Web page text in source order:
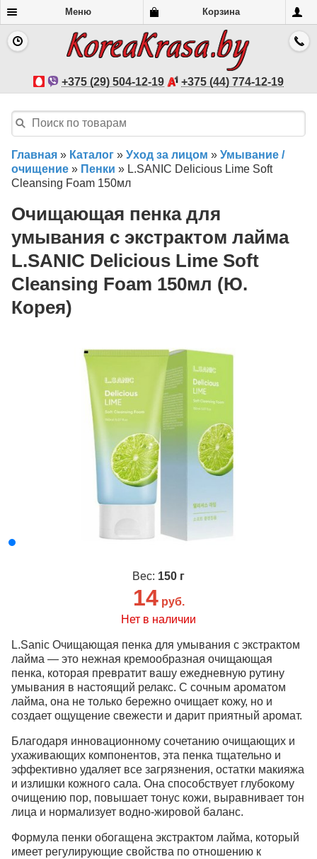
Меню Корзина
+375 (29) 504-12-19 +375 (44) 774-12-19
Главная » Каталог » Уход за лицом » Умывание /
очищение » Пенки » L.SANIC Delicious Lime Soft
Cleansing Foam 150мл
Очищающая пенка для
умывания с экстрактом лайма
L.SANIC Delicious Lime Soft
Cleansing Foam 150мл (Ю.
Корея)
Вес: 150 г
14 руб.
Нет в наличии
L.Sanic Очищающая пенка для умывания с экстрактом
лайма — это нежная кремообразная очищающая
пенка, которая превратит вашу ежедневную рутину
умывания в настоящий релакс. С сочным ароматом
лайма, она не только бережно очищает кожу, но и
создает ощущение свежести и дарит приятный аромат.
Благодаря инновационному сочетанию очищающих и
ухаживающих компонентов, эта пенка тщательно и
эффективно удаляет все загрязнения, остатки макияжа
и излишки кожного сала. Она способствует глубокому
очищению пор, повышает тонус кожи, выравнивает тон
лица и нормализует водно-жировой баланс.
Формула пенки обогащена экстрактом лайма, который
имеет регулирующие свойства по отношению к